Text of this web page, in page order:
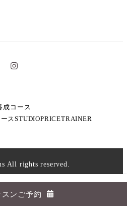
イ
成コース
スSTUDIOPRICETRAINER
All rights reserved.
GYROTONIC® & Logoare
Gyrotonic Sales Corp and are
ンご予約